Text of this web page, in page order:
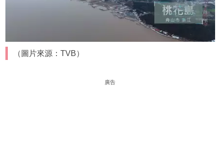
（圖片來源：TVB）
廣告